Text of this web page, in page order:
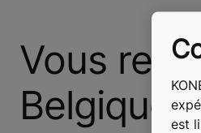
Vous
Belgiqueest